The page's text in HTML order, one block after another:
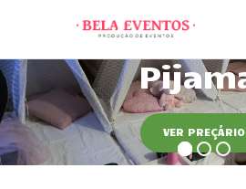
INÍCIO
VER PREÇÁRIO